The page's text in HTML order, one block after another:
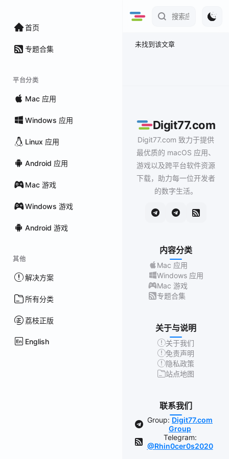
首页
专题合集
平台分类
Mac 应用
Windows 应用
Linux 应用
Android 应用
Mac 游戏
Windows 游戏
Android 游戏
其他
解决方案
所有分类
荔枝正版
English
未找到该文章
Digit77.com
Digit77.com 致力于提供
最优质的 macOS 应用、
游戏以及跨平台软件资源
下载，助力每一位开发者
的数字生活。
内容分类
Mac 应用
Windows 应用
Mac 游戏
专题合集
关于与说明
关于我们
免责声明
隐私政策
站点地图
联系我们
Group: Digit77.com
Group
Telegram:
@Rhin0cer0s2020